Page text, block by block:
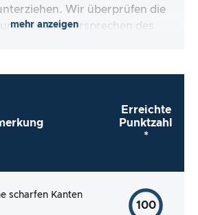
Wir überprüfen die
und Produktversprechen des
mehr anzeigen
Erreichte
Punktzahl
*
scharfen Kanten
100